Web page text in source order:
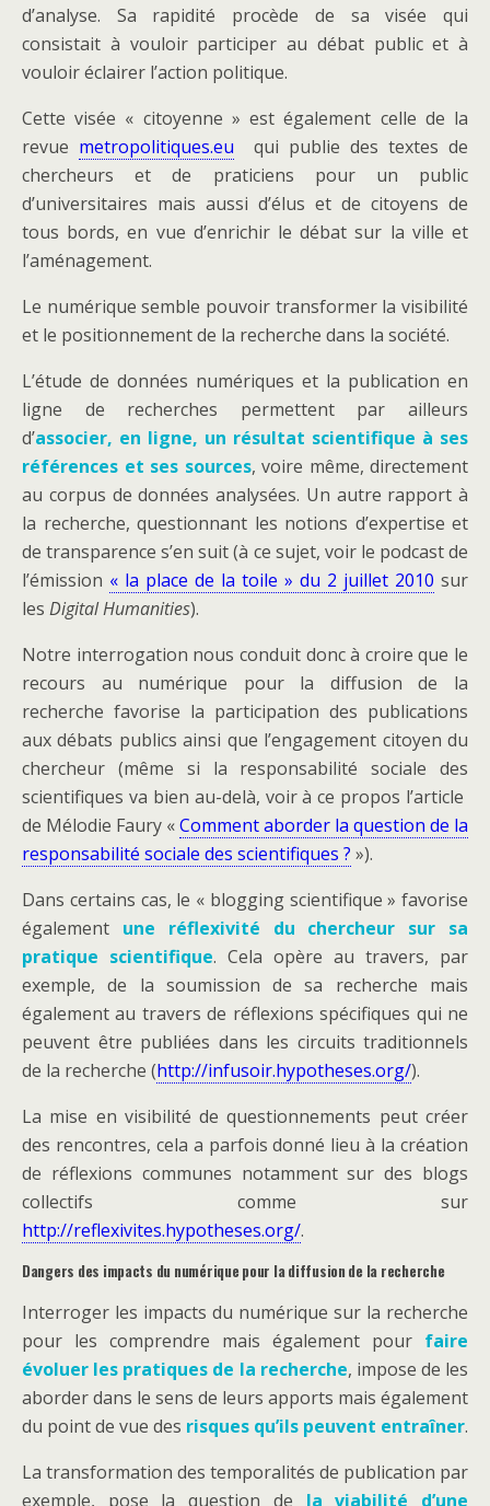
d’analyse. Sa rapidité procède de sa visée qui
consistait à vouloir participer au débat public et à
vouloir éclairer l’action politique.
Cette visée « citoyenne » est également celle de la
revue metropolitiques.eu qui publie des textes de
chercheurs et de praticiens pour un public
d’universitaires mais aussi d’élus et de citoyens de
tous bords, en vue d’enrichir le débat sur la ville et
l’aménagement.
Le numérique semble pouvoir transformer la visibilité
et le positionnement de la recherche dans la société.
L’étude de données numériques et la publication en
ligne de recherches permettent par ailleurs
d’associer, en ligne, un résultat scientifique à ses
références et ses sources, voire même, directement
au corpus de données analysées. Un autre rapport à
la recherche, questionnant les notions d’expertise et
de transparence s’en suit (à ce sujet, voir le podcast de
l’émission « la place de la toile » du 2 juillet 2010 sur
les Digital Humanities).
Notre interrogation nous conduit donc à croire que le
recours au numérique pour la diffusion de la
recherche favorise la participation des publications
aux débats publics ainsi que l’engagement citoyen du
chercheur (même si la responsabilité sociale des
scientifiques va bien au-delà, voir à ce propos l’article
de Mélodie Faury «Comment aborder la question de la
responsabilité sociale des scientifiques ? »).
Dans certains cas, le « blogging scientifique » favorise
également une réflexivité du chercheur sur sa
pratique scientifique. Cela opère au travers, par
exemple, de la soumission de sa recherche mais
également au travers de réflexions spécifiques qui ne
peuvent être publiées dans les circuits traditionnels
de la recherche (http://infusoir.hypotheses.org/).
La mise en visibilité de questionnements peut créer
des rencontres, cela a parfois donné lieu à la création
de réflexions communes notamment sur des blogs
collectifs comme sur
http://reflexivites.hypotheses.org/.
Dangers des impacts du numérique pour la diffusion de la recherche
Interroger les impacts du numérique sur la recherche
pour les comprendre mais également pour faire
évoluer les pratiques de la recherche, impose de les
aborder dans le sens de leurs apports mais également
du point de vue des risques qu’ils peuvent entraîner.
La transformation des temporalités de publication par
exemple, pose la question de la viabilité d’une